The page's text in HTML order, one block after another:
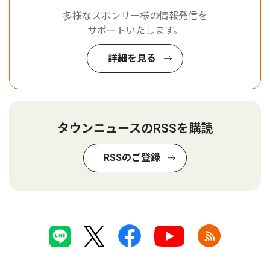
多様なスポンサー様の情報発信を
サポートいたします。
詳細を見る
タウンニュースのRSSを購読
RSSのご登録